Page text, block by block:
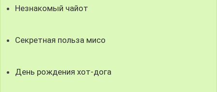
Незнакомый чайот
Секретная польза мисо
День рождения хот-дога